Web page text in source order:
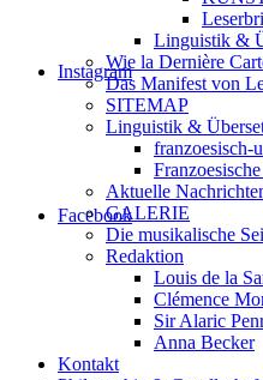
Instagram
Facebook
Linguistik &
Wie la Dernière
Das Manifest von
SITEMAP
Linguistik &
franzoesisch-
Aktuelle
GALERIE
Die musikalische
Redaktion
Louis de la
Clémence
Sir Alaric
Anna Becker
Kontakt